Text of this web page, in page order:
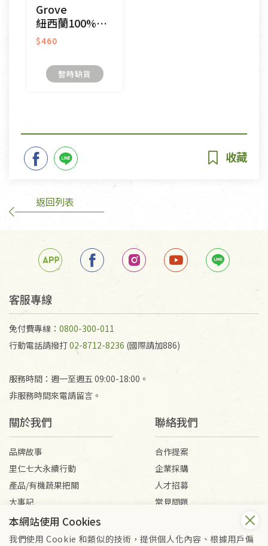
Grove
紐西蘭100%頂級冷壓初榨純酪梨油
$460
暫時缺貨
返回列表
客服專線
免付費專線： 0800-300-011
行動電話請撥打02-8712-8236 (國際請加886)
服務時間：週一至週五 09:00-18:00。
非服務時間來電請留言。
關於我們
品牌故事
里仁七大永續行動
產品/有機蔬果把關
大事記
媒體報導
聯絡我們
合作提案
企業採購
人才招募
常見問題
本網站使用 Cookies
我們使用 Cookie 和類似的技術，提供個人化內容、根據用戶偏